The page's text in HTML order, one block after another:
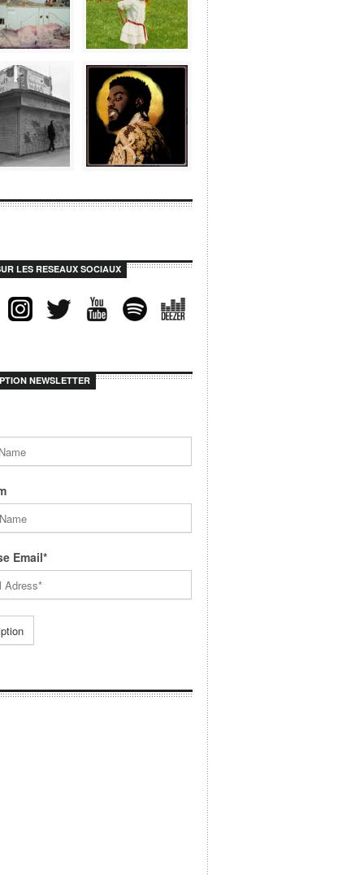
LES RESEAUX SOCIAUX
NEWSLETTER
Email*